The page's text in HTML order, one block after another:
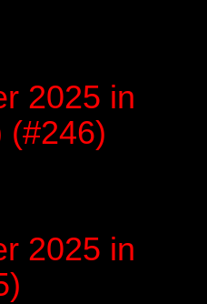
2025 in
(#246)
2025 in